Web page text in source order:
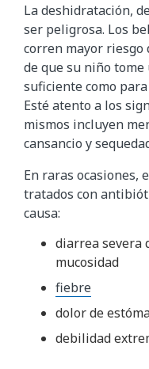
La deshidratación,
ser peligrosa. Los
corren mayor riesgo
de que su niño
suficiente como
Esté atento a los
mismos incluyen
cansancio y
En raras ocasiones,
tratados con
causa:
diarrea severa
mucosidad
fiebre
dolor de
debilidad